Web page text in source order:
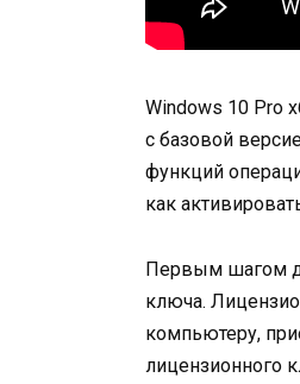
Windows 10 Pro
с базовой
функций
как
Первым шагом
ключа.
компьютеру,
лицензионного